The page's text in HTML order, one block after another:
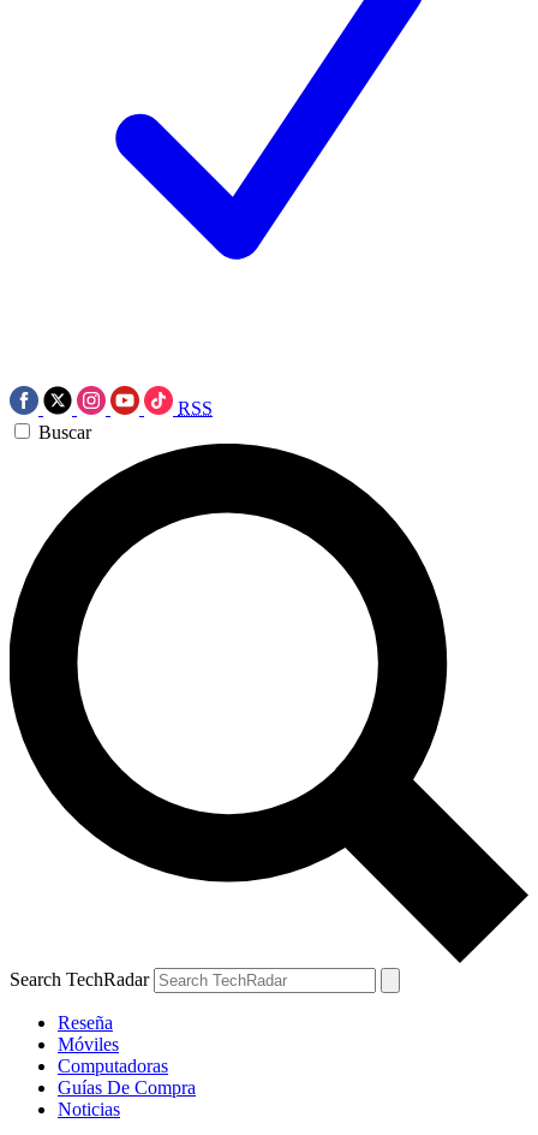
RSS
Buscar
Search TechRadar
Reseña
Móviles
Computadoras
Guías De Compra
Noticias